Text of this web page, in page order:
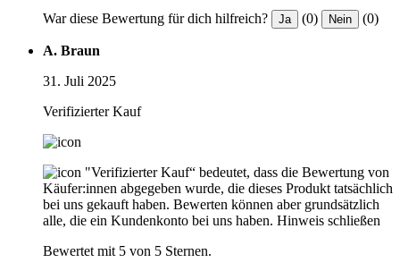
War diese Bewertung für dich hilfreich? Ja (0) Nein (0)
A. Braun
31. Juli 2025
Verifizierter Kauf
"Verifizierter Kauf“ bedeutet, dass die Bewertung von
Käufer:innen abgegeben wurde, die dieses Produkt tatsächlich
bei uns gekauft haben. Bewerten können aber grundsätzlich
alle, die ein Kundenkonto bei uns haben. Hinweis schließen
Bewertet mit 5 von 5 Sternen.